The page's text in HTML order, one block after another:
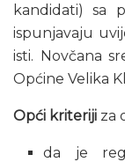
kandidati) sa
ispunjavaju
isti. Novčana
Općine Velika
Opći kriteriji za
da je